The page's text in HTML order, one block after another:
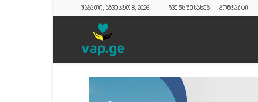
შაბათი, აგვისტო 8, 2026 ჩვენს შესახებ კონტაქტი